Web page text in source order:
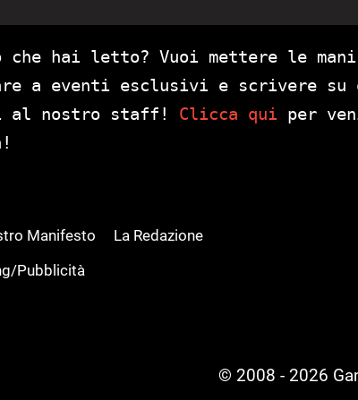
hai letto? Vuoi mettere le
a eventi esclusivi e scrivere
al nostro staff! Clicca qui per
Manifesto
La Redazione
Pubblicità
© 2008 - 2026